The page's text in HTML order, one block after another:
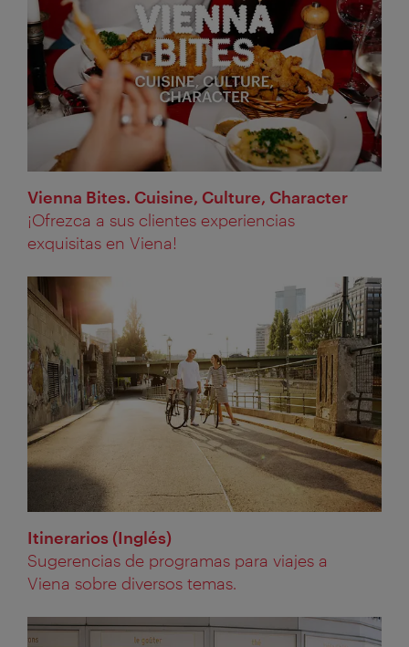
Vienna Bites. Cuisine, Culture, Character
¡Ofrezca a sus clientes experiencias
exquisitas en Viena!
Itinerarios (Inglés)
Sugerencias de programas para viajes a
Viena sobre diversos temas.